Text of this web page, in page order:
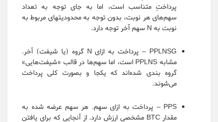
پرداختِ متناسب است، اما به جای توجه به تعداد
سهم‌های هر نوبت، بدون توجه به محدودیتهای مربوط به
نوبت به N سهم آخر توجه دارد.
PPLNSG – پرداخت به ازای N گروه (یا شیفت) آخر.
مشابه PPLNS است، اما سهم‌ها در قالب «شیفت‌هایی»
گروه بندی شده‌اند که یکجا و بصورت کلی پرداخت
می‌شوند.
PPS – پرداخت به ازای سهم. هر سهم عرضه شده به
مقدار BTC مشخصی ارزش دارد. از آنجایی که برای یافتن